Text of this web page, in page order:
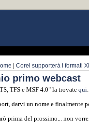
| Corel supporterà i formati
primo webcast
TFS e MSF 4.0" la trovatequi.
darvi un nome e finalmente
prima del prossimo... non